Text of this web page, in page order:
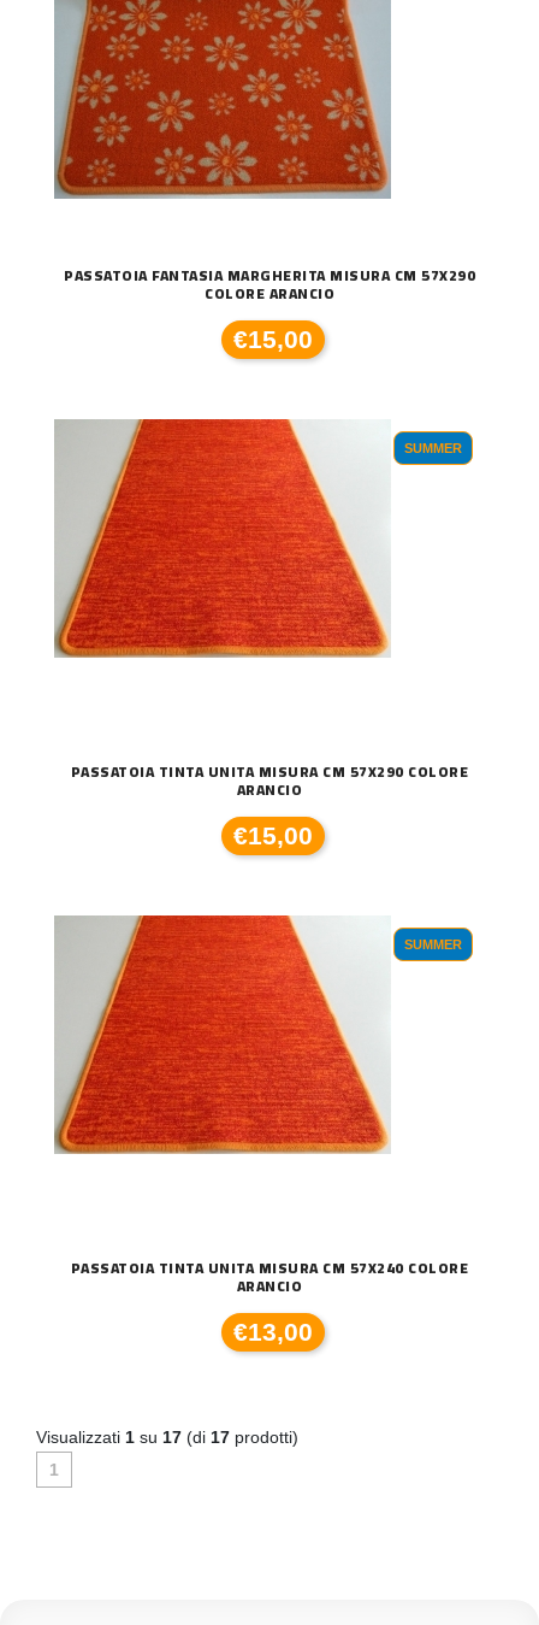
PASSATOIA FANTASIA MARGHERITA MISURA CM 57X290
COLORE ARANCIO
€15,00
SUMMER
PASSATOIA TINTA UNITA MISURA CM 57X290 COLORE
ARANCIO
€15,00
SUMMER
PASSATOIA TINTA UNITA MISURA CM 57X240 COLORE
ARANCIO
€13,00
Visualizzati 1 su 17 (di 17 prodotti)
1